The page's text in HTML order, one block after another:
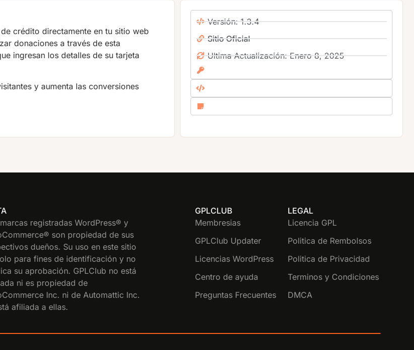
crédito directamente en tu sitio web
donaciones a través de esta
ingresan los detalles de su tarjeta
y aumenta las conversiones
Versión: 1.3.4
Sitio Oficial
Ultima Actualización: Enero 8, 2025
registradas WordPress® y
son propiedad de sus
dueños. Su uso en este sitio
para fines de identificación y no
su aprobación. GPLClub no está
ni es propiedad de
Inc. ni de Automattic Inc.
afiliada a ellas.
GPLCLUB
Membresias
GPLClub Updater
Licencias WordPress
Centro de ayuda
Preguntas Frecuentes
LEGAL
Licencia GPL
Politica de Rembolsos
Politica de Privacidad
Terminos y Condiciones
DMCA